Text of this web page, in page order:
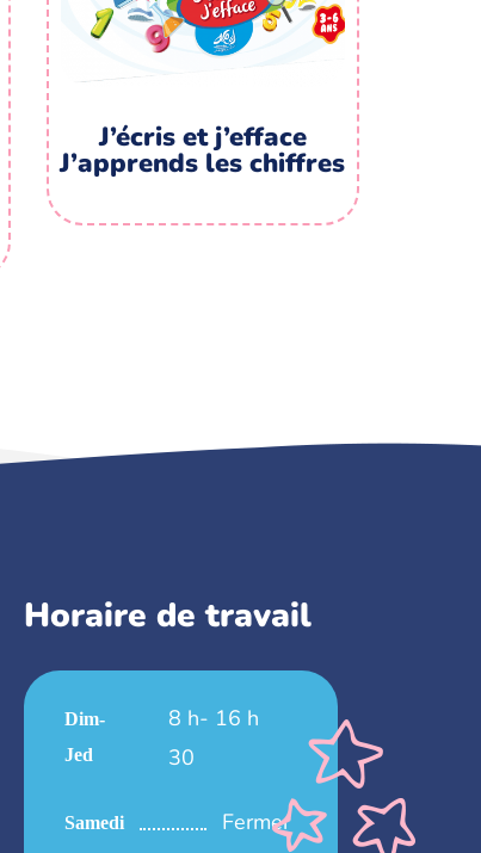
J’écris et j’efface
J’apprends les chiffres
Horaire de travail
Dim-
Jed
8 h- 16 h
30
Samedi Fermer